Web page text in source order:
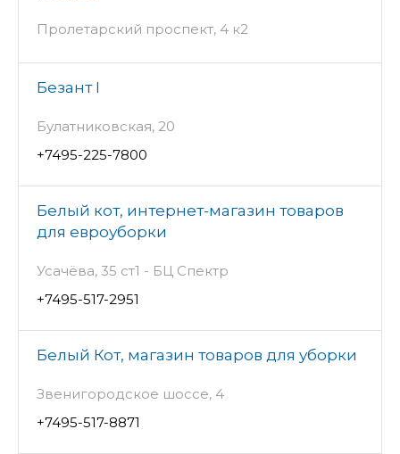
Пролетарский проспект, 4 к2
Безант I
Булатниковская, 20
+7495-225-7800
Белый кот, интернет-магазин товаров
для евроуборки
Усачёва, 35 ст1 - БЦ Спектр
+7495-517-2951
Белый Кот, магазин товаров для уборки
Звенигородское шоссе, 4
+7495-517-8871